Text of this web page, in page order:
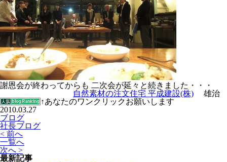
謝恩会が終わってからも 二次会が延々と続きました・・・
自然素材の注文住宅 平成建設(株) 雄治
↑あなたのワンクリックお願いします
2010.03.27
ブログ
社長ブログ
< 前へ
一覧へ
次へ >
最新記事